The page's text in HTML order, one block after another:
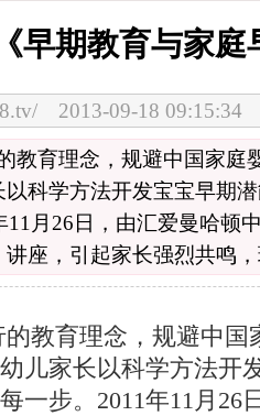
早期教育与家庭
2013-09-18
教育理念，规避中国家庭
以科学方法开发宝宝早期
11月26日，由汇爱曼哈顿
座，引起家长强烈共鸣
教育理念，规避中国
儿家长以科学方法开
一步。2011年11月26